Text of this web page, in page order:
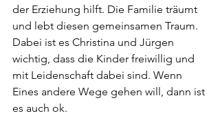
der Erziehung hilft. Die Familie träumt
und lebt diesen gemeinsamen Traum.
Dabei ist es Christina und Jürgen
wichtig, dass die Kinder freiwillig und
mit Leidenschaft dabei sind. Wenn
Eines andere Wege gehen will, dann ist
es auch ok.